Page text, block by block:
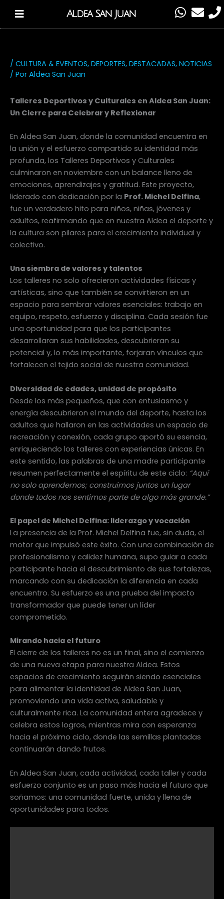
contenido
Aldea San Juan W
h
s
p
E
n
l
e
P
h
/ CULTURA & EVENTOS, DEPORTES, DESTACADAS, NOTICIAS
/ Por Aldea San Juan
Talleres Deportivos y Culturales en Aldea San Juan:
Un Cierre para Celebrar y Reflexionar
En Aldea San Juan, donde la comunidad encuentra en
la unión y el esfuerzo compartido su identidad más
profunda, los Talleres Deportivos y Culturales
culminaron en noviembre con un balance lleno de
emociones, aprendizajes y gratitud. Este proyecto,
liderado con dedicación por la Prof. Michel Delfina,
fue un verdadero hito para niños, niñas, jóvenes y
adultos, reafirmando que en nuestra Aldea el deporte y
la cultura son pilares para el crecimiento individual y
colectivo.
Una siembra de valores y talentos
Los talleres no solo ofrecieron actividades físicas y
artísticas, sino que también se convirtieron en un
espacio para sembrar valores esenciales: trabajo en
equipo, respeto, esfuerzo y disciplina. Cada sesión fue
una oportunidad para que los participantes
desarrollaran sus habilidades, descubrieran su
potencial y, lo más importante, forjaran vínculos que
fortalecen el tejido social de nuestra comunidad.
Diversidad de edades, unidad de propósito
Desde los más pequeños, que con entusiasmo y
energía descubrieron el mundo del deporte, hasta los
adultos que hallaron en las actividades un espacio de
recreación y conexión, cada grupo aportó su esencia,
enriqueciendo los talleres con experiencias únicas. En
este sentido, las palabras de una madre participante
resumen perfectamente el espíritu de este ciclo: “Aquí
no solo aprendemos; construimos juntos un lugar
donde todos nos sentimos parte de algo más grande.”
El papel de Michel Delfina: liderazgo y vocación
La presencia de la Prof. Michel Delfina fue, sin duda, el
motor que impulsó este éxito. Con una combinación de
profesionalismo y calidez humana, supo guiar a cada
participante hacia el descubrimiento de sus fortalezas,
marcando con su dedicación la diferencia en cada
encuentro. Su esfuerzo es una prueba del impacto
transformador que puede tener un líder
comprometido.
Mirando hacia el futuro
El cierre de los talleres no es un final, sino el comienzo
de una nueva etapa para nuestra Aldea. Estos
espacios de crecimiento seguirán siendo esenciales
para alimentar la identidad de Aldea San Juan,
promoviendo una vida activa, saludable y
culturalmente rica. La comunidad entera agradece y
celebra estos logros, mientras mira con esperanza
hacia el próximo ciclo, donde las semillas plantadas
continuarán dando frutos.
En Aldea San Juan, cada actividad, cada taller y cada
esfuerzo conjunto es un paso más hacia el futuro que
soñamos: una comunidad fuerte, unida y llena de
oportunidades para todos.